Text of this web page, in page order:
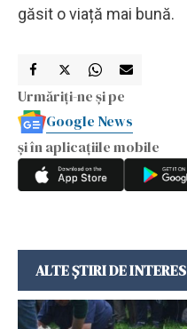
găsit o viață mai bună.
Urmăriți-ne și pe
Google News
și în aplicațiile mobile
ALTE ȘTIRI DE INTERES